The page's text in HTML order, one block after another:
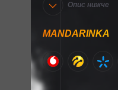
Опис нижче
MANDARINKA